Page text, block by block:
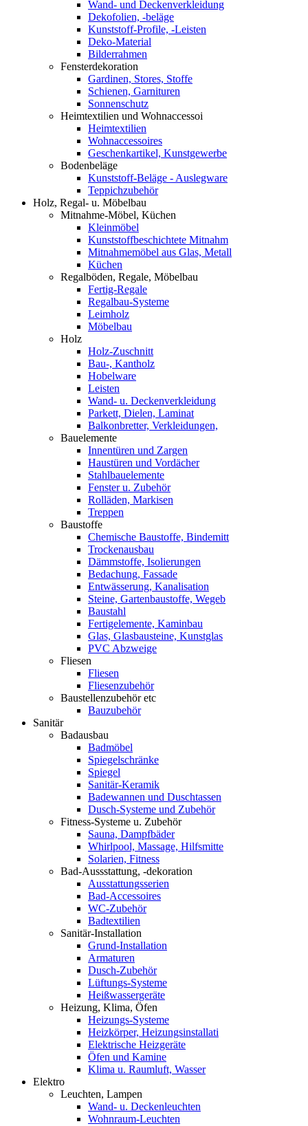
Wand- und Deckenverkleidung
Dekofolien, -beläge
Kunststoff-Profile, -Leisten
Deko-Material
Bilderrahmen
Fensterdekoration
Gardinen, Stores, Stoffe
Schienen, Garnituren
Sonnenschutz
Heimtextilien und Wohnaccessoi
Heimtextilien
Wohnaccessoires
Geschenkartikel, Kunstgewerbe
Bodenbeläge
Kunststoff-Beläge - Auslegware
Teppichzubehör
Holz, Regal- u. Möbelbau
Mitnahme-Möbel, Küchen
Kleinmöbel
Kunststoffbeschichtete Mitnahm
Mitnahmemöbel aus Glas, Metall
Küchen
Regalböden, Regale, Möbelbau
Fertig-Regale
Regalbau-Systeme
Leimholz
Möbelbau
Holz
Holz-Zuschnitt
Bau-, Kantholz
Hobelware
Leisten
Wand- u. Deckenverkleidung
Parkett, Dielen, Laminat
Balkonbretter, Verkleidungen,
Bauelemente
Innentüren und Zargen
Haustüren und Vordächer
Stahlbauelemente
Fenster u. Zubehör
Rolläden, Markisen
Treppen
Baustoffe
Chemische Baustoffe, Bindemitt
Trockenausbau
Dämmstoffe, Isolierungen
Bedachung, Fassade
Entwässerung, Kanalisation
Steine, Gartenbaustoffe, Wegeb
Baustahl
Fertigelemente, Kaminbau
Glas, Glasbausteine, Kunstglas
PVC Abzweige
Fliesen
Fliesen
Fliesenzubehör
Baustellenzubehör etc
Bauzubehör
Sanitär
Badausbau
Badmöbel
Spiegelschränke
Spiegel
Sanitär-Keramik
Badewannen und Duschtassen
Dusch-Systeme und Zubehör
Fitness-Systeme u. Zubehör
Sauna, Dampfbäder
Whirlpool, Massage, Hilfsmitte
Solarien, Fitness
Bad-Aussstattung, -dekoration
Ausstattungsserien
Bad-Accessoires
WC-Zubehör
Badtextilien
Sanitär-Installation
Grund-Installation
Armaturen
Dusch-Zubehör
Lüftungs-Systeme
Heißwassergeräte
Heizung, Klima, Öfen
Heizungs-Systeme
Heizkörper, Heizungsinstallati
Elektrische Heizgeräte
Öfen und Kamine
Klima u. Raumluft, Wasser
Elektro
Leuchten, Lampen
Wand- u. Deckenleuchten
Wohnraum-Leuchten